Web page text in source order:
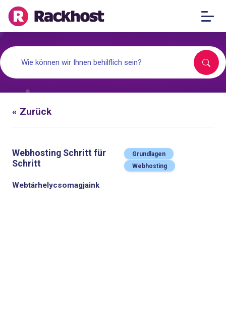
« Zurück
Webhosting Schritt für
Schritt
Grundlagen
Webhosting
Webtárhelycsomagjaink